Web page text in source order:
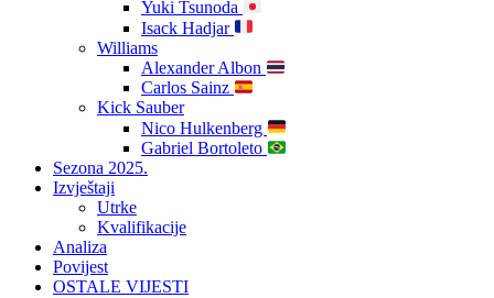
Yuki Tsunoda
Isack Hadjar
Williams
Alexander Albon
Carlos Sainz
Kick Sauber
Nico Hulkenberg
Gabriel Bortoleto
Sezona 2025.
Izvještaji
Utrke
Kvalifikacije
Analiza
Povijest
OSTALE VIJESTI